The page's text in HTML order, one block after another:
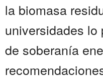
la biomasa
universidades lo
de soberanía